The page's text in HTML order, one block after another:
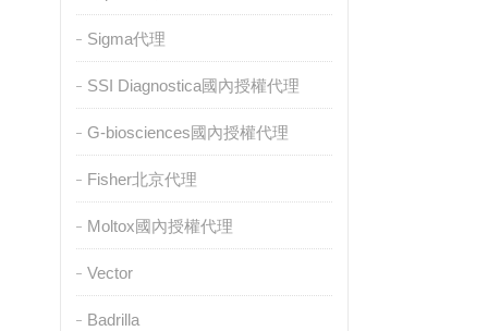
Sigma代理
SSI Diagnostica國內授權代理
G-biosciences國內授權代理
Fisher北京代理
Moltox國內授權代理
Vector
Badrilla